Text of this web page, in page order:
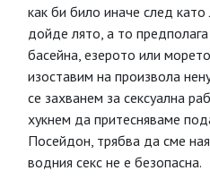
как би било иначе след
дойде лято, а то
басейна, езерото или
изоставим на произвола
се захванем за сексуална
хукнем да притесняваме
Посейдон, трябва да сме
водния секс не е безопасна.